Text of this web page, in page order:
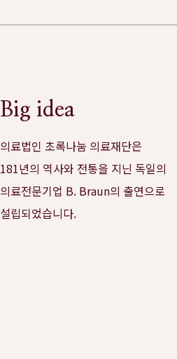
Big idea
의료법인 초록나눔 의료재단은
181년의 역사와 전통을 지닌 독일의
의료전문기업 B. Braun의 출연으로
설립되었습니다.